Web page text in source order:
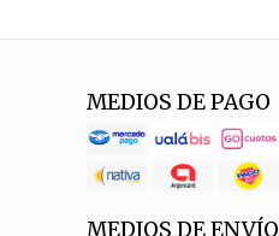
MEDIOS DE PAGO
MEDIOS DE ENVÍO